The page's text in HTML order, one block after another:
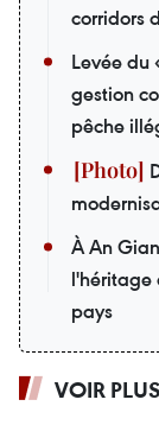
corridors
Levée du
gestion
pêche
À An
l'héritage
pays
VOIR PLUS